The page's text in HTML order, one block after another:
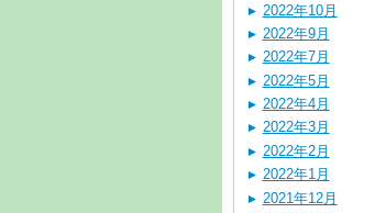
2022年10月
2022年9月
2022年7月
2022年5月
2022年4月
2022年3月
2022年2月
2022年1月
2021年12月